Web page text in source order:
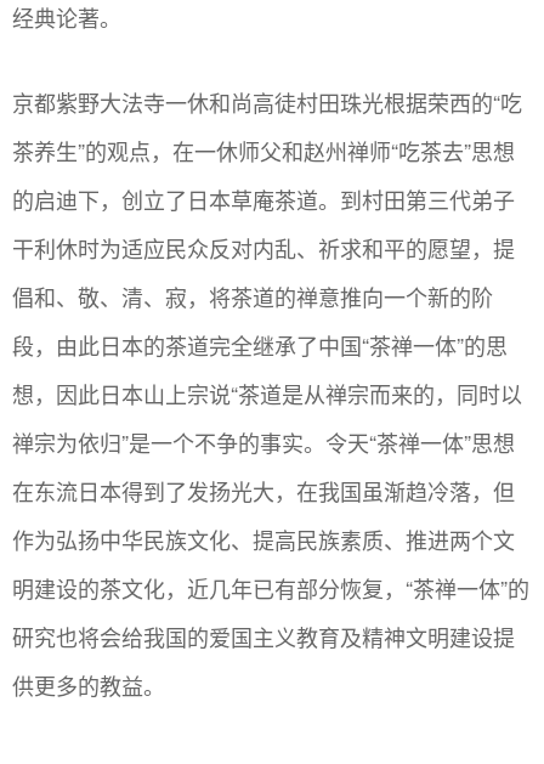
经典论著。
京都紫野大法寺一休和尚高徒村田珠光根据荣西的“吃
茶养生”的观点，在一休师父和赵州禅师“吃茶去”思想
的启迪下，创立了日本草庵茶道。到村田第三代弟子
干利休时为适应民众反对内乱、祈求和平的愿望，提
倡和、敬、清、寂，将茶道的禅意推向一个新的阶
段，由此日本的茶道完全继承了中国“茶禅一体”的思
想，因此日本山上宗说“茶道是从禅宗而来的，同时以
禅宗为依归”是一个不争的事实。令天“茶禅一体”思想
在东流日本得到了发扬光大，在我国虽渐趋冷落，但
作为弘扬中华民族文化、提高民族素质、推进两个文
明建设的茶文化，近几年已有部分恢复，“茶禅一体”的
研究也将会给我国的爱国主义教育及精神文明建设提
供更多的教益。